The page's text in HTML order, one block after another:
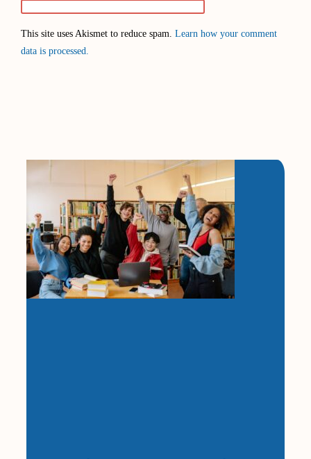
This site uses Akismet to reduce spam. Learn how your comment
data is processed.